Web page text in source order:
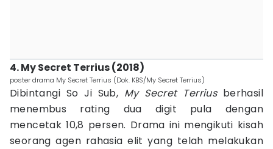
4. My Secret Terrius (2018)
poster drama My Secret Terrius (Dok. KBS/My Secret Terrius)
Dibintangi So Ji Sub, My Secret Terriusberhasil
menembus rating dua digit pula dengan
mencetak 10,8 persen. Drama ini mengikuti kisah
seorang agen rahasia elit yang telah melakukan